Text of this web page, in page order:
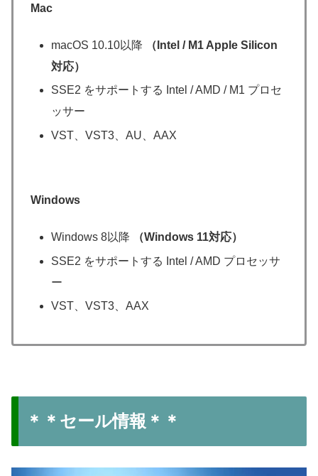
Mac
macOS 10.10以降
（Intel / M1 Apple Silicon
対応）
SSE2 をサポートする Intel / AMD / M1 プロセ
ッサー
VST、VST3、AU、AAX
Windows
Windows 8以降
（Windows 11対応）
SSE2 をサポートする Intel / AMD プロセッサ
ー
VST、VST3、AAX
＊＊セール情報＊＊